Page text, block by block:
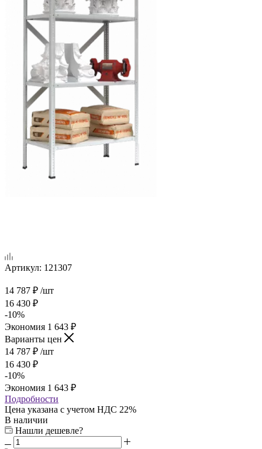
Артикул: 121307
14 787 ₽ /шт
16 430 ₽
-10%
Экономия 1 643 ₽
Варианты цен
14 787 ₽ /шт
16 430 ₽
-10%
Экономия 1 643 ₽
Подробности
Цена указана с учетом НДС 22%
В наличии
Нашли дешевле?